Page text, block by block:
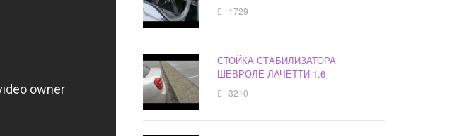
1729
СТОЙКА СТАБИЛИЗАТОРА
ШЕВРОЛЕ ЛАЧЕТТИ 1.6
3210